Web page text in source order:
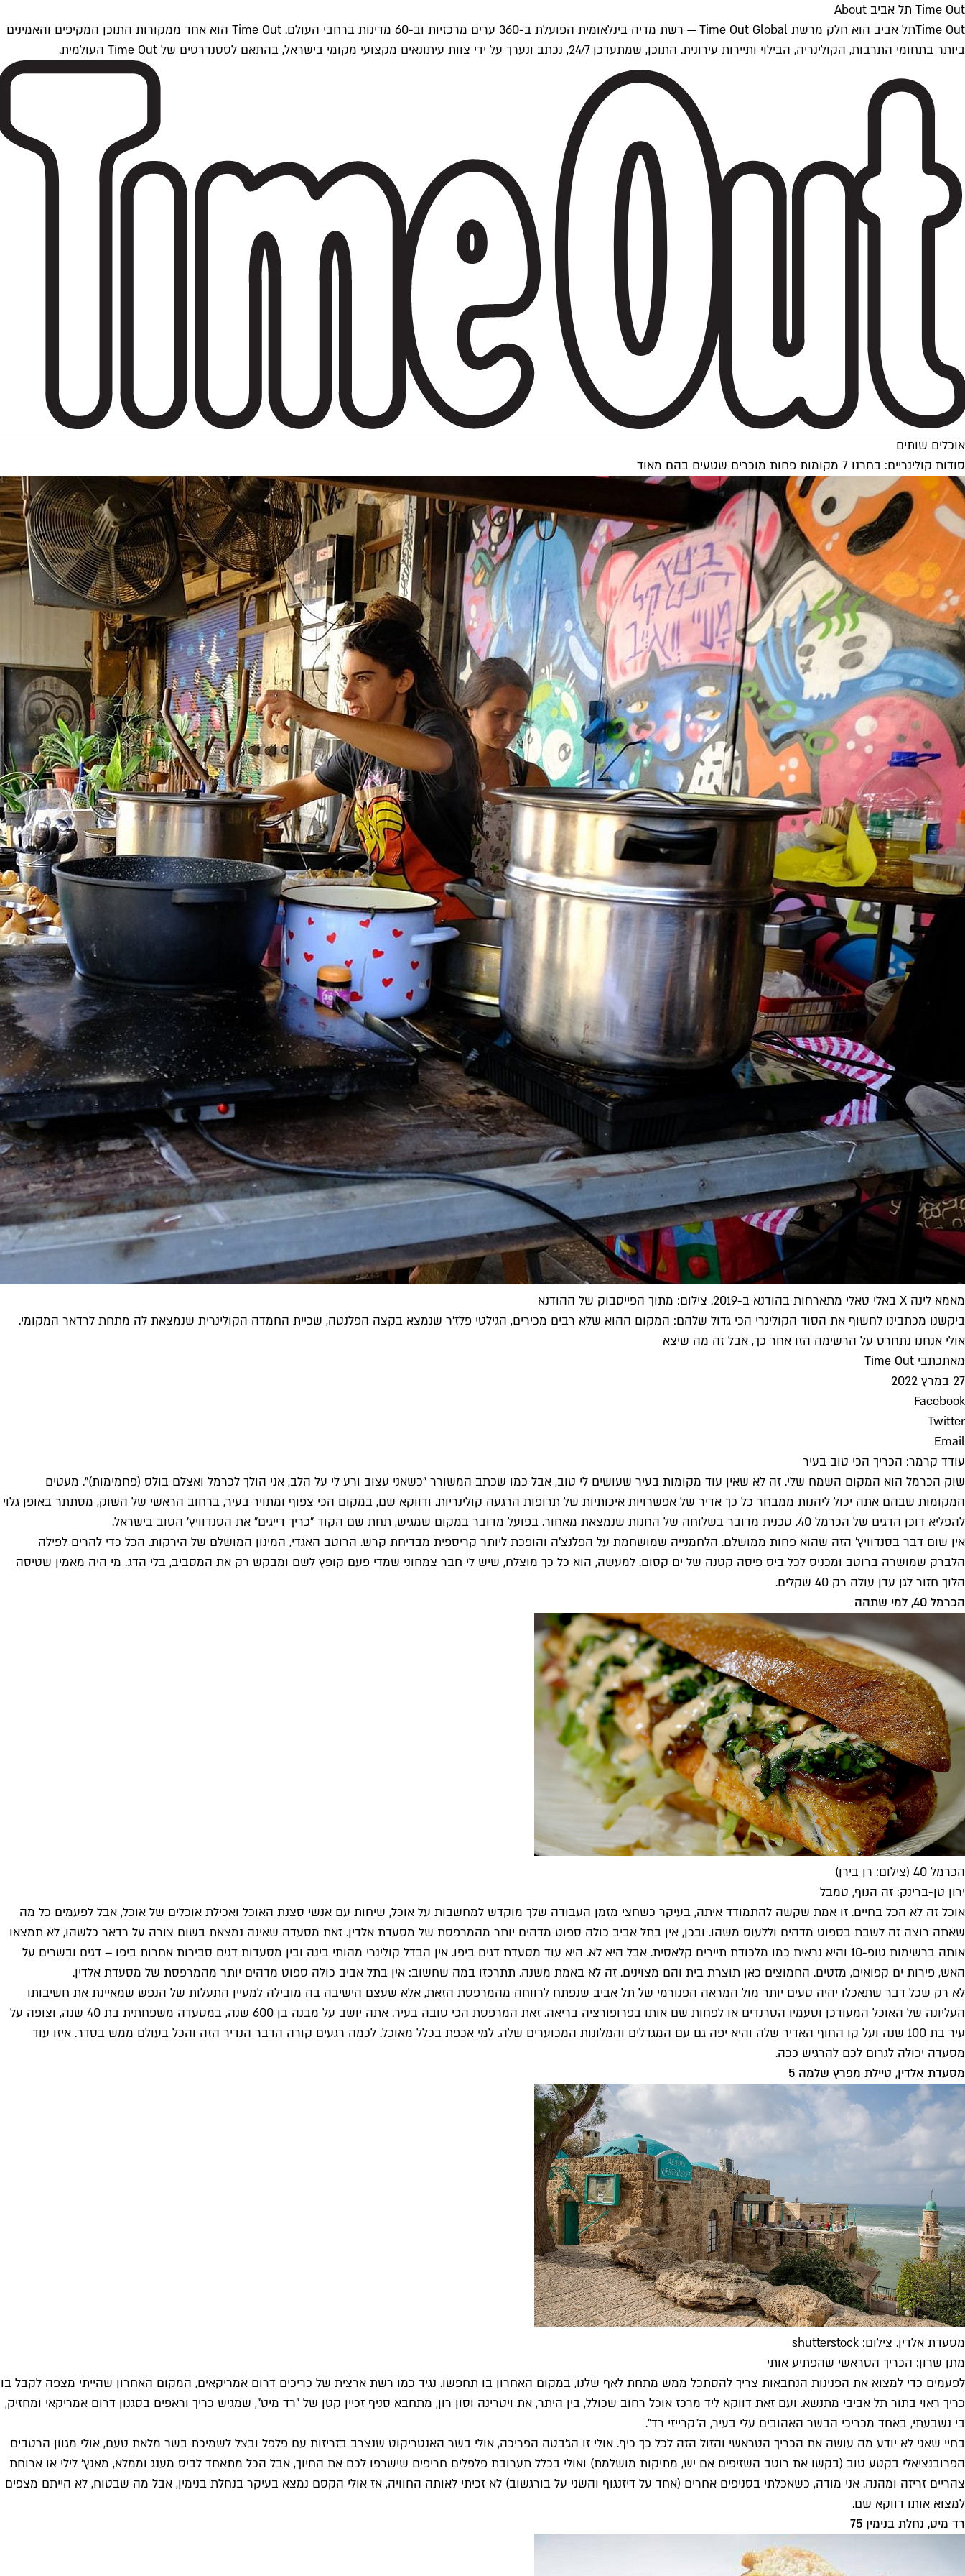
Time Out תל אביב About
Time Outתל אביב הוא חלק מרשת Time Out Global — רשת מדיה בינלאומית הפועלת ב-360 ערים מרכזיות וב-60 מדינות ברחבי העולם. Time Out הוא אחד ממקורות התוכן המקיפים והאמינים
ביותר בתחומי התרבות, הקולינריה, הבילוי ותיירות עירונית. התוכן, שמתעדכן 24/7, נכתב ונערך על ידי צוות עיתונאים מקצועי מקומי בישראל, בהתאם לסטנדרטים של Time Out העולמית.
אוכלים שותים
סודות קולינריים: בחרנו 7 מקומות פחות מוכרים שטעים בהם מאוד
מאמא לינה X באלי טאלי מתארחות בהודנא ב-2019. צילום: מתוך הפייסבוק של ההודנא
ביקשנו מכתבינו לחשוף את הסוד הקולינרי הכי גדול שלהם: המקום ההוא שלא רבים מכירים, הגילטי פלז'ר שנמצא בקצה הפלנטה, שכיית החמדה הקולינרית שנמצאת לה מתחת לרדאר המקומי.
אולי אנחנו נתחרט על הרשימה הזו אחר כך, אבל זה מה שיצא
מאתכתבי Time Out
27 במרץ 2022
Facebook
Twitter
Email
עודד קרמר: הכריך הכי טוב בעיר
שוק הכרמל הוא המקום השמח שלי. זה לא שאין עוד מקומות בעיר שעושים לי טוב, אבל כמו שכתב המשורר "כשאני עצוב ורע לי על הלב, אני הולך לכרמל ואצלם בולס (פחמימות)". מעטים
המקומות שבהם אתה יכול ליהנות ממבחר כל כך אדיר של אפשרויות איכותיות של תרופות הרגעה קולינריות. ודווקא שם, במקום הכי צפוף ומתויר בעיר, ברחוב הראשי של השוק, מסתתר באופן גלוי
להפליא דוכן הדגים של הכרמל 40. טכנית מדובר בשלוחה של החנות שנמצאת מאחור. בפועל מדובר במקום שמגיש, תחת שם הקוד "כריך דייגים" את הסנדוויץ' הטוב בישראל.
אין שום דבר בסנדוויץ' הזה שהוא פחות ממושלם. הלחמנייה שמושחמת על הפלנצ'ה והופכת ליותר קריספית מבדיחת קרש. הרוטב האגדי, המינון המושלם של הירקות. הכל כדי להרים לפילה
הלברק שמושרה ברוטב ומכניס לכל ביס פיסה קטנה של ים קסום. למעשה, הוא כל כך מוצלח, שיש לי חבר צמחוני שמדי פעם קופץ לשם ומבקש רק את המסביב, בלי הדג. מי היה מאמין שטיסה
הלוך חזור לגן עדן עולה רק 40 שקלים.
הכרמל 40, למי שתהה
הכרמל 40 (צילום: רן בירן)
ירון טן-ברינק: זה הנוף, טמבל
אוכל זה לא הכל בחיים. זו אמת שקשה להתמודד איתה, בעיקר כשחצי מזמן העבודה שלך מוקדש למחשבות על אוכל, שיחות עם אנשי סצנת האוכל ואכילת אוכלים של אוכל, אבל לפעמים כל מה
שאתה רוצה זה לשבת בספוט מדהים וללעוס משהו. ובכן, אין בתל אביב כולה ספוט מדהים יותר מהמרפסת של מסעדת אלדין. זאת מסעדה שאינה נמצאת בשום צורה על רדאר כלשהו, לא תמצאו
אותה ברשימות טופ-10 והיא נראית כמו מלכודת תיירים קלאסית. אבל היא לא. היא עוד מסעדת דגים ביפו. אין הבדל קולינרי מהותי בינה ובין מסעדות דגים סבירות אחרות ביפו – דגים ובשרים על
האש, פירות ים קפואים, מזטים. החמוצים כאן תוצרת בית והם מצוינים. זה לא באמת משנה. תתרכזו במה שחשוב: אין בתל אביב כולה ספוט מדהים יותר מהמרפסת של מסעדת אלדין.
לא רק שכל דבר שתאכלו יהיה טעים יותר מול המראה הפנורמי של תל אביב שנפתח לרווחה מהמרפסת הזאת, אלא שעצם הישיבה בה מובילה למעיין התעלות של הנפש שמאיינת את חשיבותו
העליונה של האוכל המעודכן וטעמיו הטרנדים או לפחות שם אותו בפרופורציה בריאה. זאת המרפסת הכי טובה בעיר. אתה יושב על מבנה בן 600 שנה, במסעדה משפחתית בת 40 שנה, וצופה על
עיר בת 100 שנה ועל קו החוף האדיר שלה והיא יפה גם עם המגדלים והמלונות המכוערים שלה. למי אכפת בכלל מאוכל. לכמה רגעים קורה הדבר הנדיר הזה והכל בעולם ממש בסדר. איזו עוד
מסעדה יכולה לגרום לכם להרגיש ככה.
מסעדת אלדין, טיילת מפרץ שלמה 5
מסעדת אלדין. צילום: shutterstock
מתן שרון: הכריך הטראשי שהפתיע אותי
לפעמים כדי למצוא את הפנינות הנחבאות צריך להסתכל ממש מתחת לאף שלנו, במקום האחרון בו תחפשו. נגיד כמו רשת ארצית של כריכים דרום אמריקאים, המקום האחרון שהייתי מצפה לקבל בו
כריך ראוי בתור תל אביבי מתנשא. ועם זאת דווקא ליד מרכז אוכל רחוב שכולל, בין היתר, את ויטרינה וסון רון, מתחבא סניף זכיין קטן של "רד מיט", שמגיש כריך וראפים בסגנון דרום אמריקאי ומחזיק,
בי נשבעתי, באחד מכריכי הבשר האהובים עלי בעיר, ה"קרייזי רד".
בחיי שאני לא יודע מה עושה את הכריך הטראשי והזול הזה לכל כך כיף. אולי זו הג'בטה הפריכה, אולי בשר האנטריקוט שנצרב בזריזות עם פלפל ובצל לשמיכת בשר מלאת טעם, אולי מגוון הרטבים
הפרובנציאלי בקטע טוב (בקשו את רוטב השזיפים אם יש, מתיקות מושלמת) ואולי בכלל תערובת פלפלים חריפים שישרפו לכם את החיוך, אבל הכל מתאחד לביס מענג וממלא, מאנץ' לילי או ארוחת
צהריים זריזה ומהנה. אני מודה, כשאכלתי בסניפים אחרים (אחד על דיזנגוף והשני על בורגשוב) לא זכיתי לאותה החוויה, אז אולי הקסם נמצא בעיקר בנחלת בנימין, אבל מה שבטוח, לא הייתם מצפים
למצוא אותו דווקא שם.
רד מיט, נחלת בנימין 75